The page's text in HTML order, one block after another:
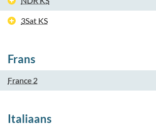
3Sat KS
Frans
France 2
Italiaans